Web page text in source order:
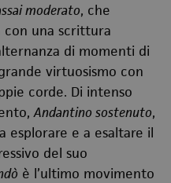
moderato, che
con una scrittura
di momenti di
virtuosismo con
corde. Di intenso
Andantino sostenuto,
esplorare e a esaltare il
del suo
è l’ultimo movimento